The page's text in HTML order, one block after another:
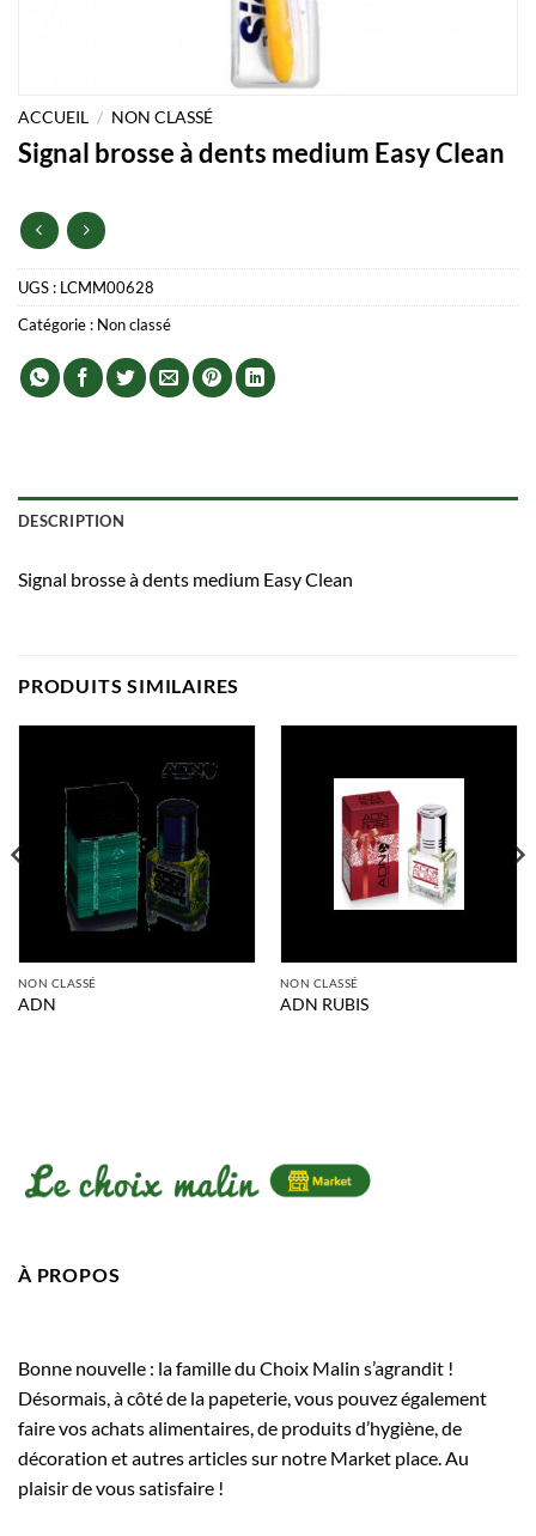
ACCUEIL / NON CLASSÉ
Signal brosse à dents medium Easy Clean
UGS : LCMM00628
Catégorie : Non classé
DESCRIPTION
Signal brosse à dents medium Easy Clean
PRODUITS SIMILAIRES
NON CLASSÉ
ADN
NON CLASSÉ
ADN RUBIS
À PROPOS
Bonne nouvelle : la famille du Choix Malin s’agrandit !
Désormais, à côté de la papeterie, vous pouvez également
faire vos achats alimentaires, de produits d’hygiène, de
décoration et autres articles sur notre Market place. Au
plaisir de vous satisfaire !